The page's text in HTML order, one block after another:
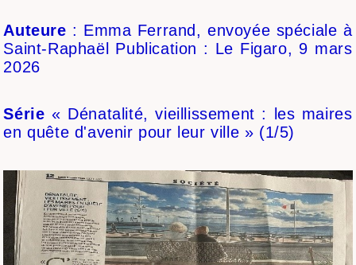
Auteure : Emma Ferrand, envoyée spéciale à
Saint-Raphaël Publication : Le Figaro, 9 mars
2026
Série « Dénatalité, vieillissement : les maires
en quête d'avenir pour leur ville » (1/5)